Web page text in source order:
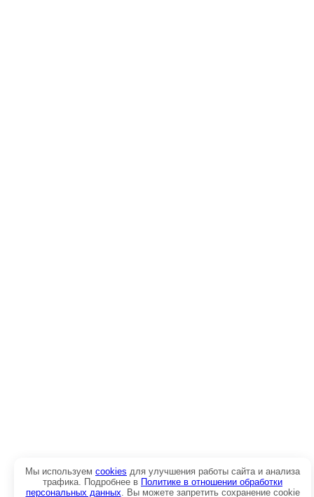
Мы используем cookies для улучшения работы сайта и анализа
трафика. Подробнее в Политике в отношении обработки
персональных данных . Вы можете запретить сохранение cookie